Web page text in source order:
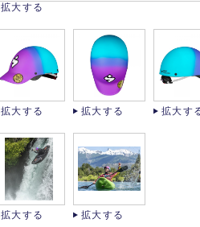
拡大する
拡大する 拡大する 拡大す
拡大する 拡大する